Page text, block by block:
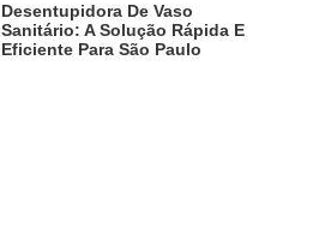
Desentupidora De Vaso
Sanitário: A Solução Rápida E
Eficiente Para São Paulo